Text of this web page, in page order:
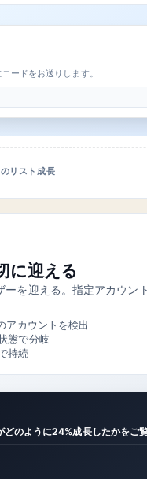
ードをお送りします。
リスト成長
に迎える
ーを迎える。指定アカウン
アカウントを検出
態で分岐
持続
どのように24%成長したかをご